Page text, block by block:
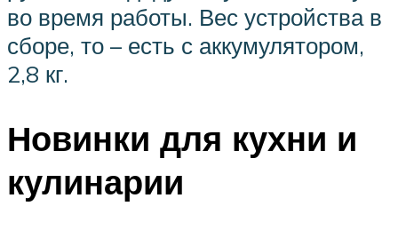
во время работы. Вес устройства в
сборе, то – есть с аккумулятором,
2,8 кг.
Новинки для кухни и
кулинарии